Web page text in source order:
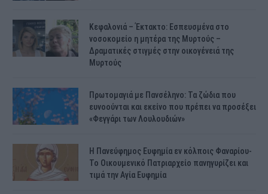
Κεφαλονιά – Έκτακτο: Εσπευσμένα στο
νοσοκομείο η μητέρα της Μυρτούς –
Δραματικές στιγμές στην οικογένειά της
Μυρτούς
Πρωτομαγιά με Πανσέληνο: Τα ζώδια που
ευνοούνται και εκείνο που πρέπει να προσέξει
«Φεγγάρι των Λουλουδιών»
H Πανεύφημος Ευφημία εν κόλποις Φαναρίου-
Το Οικουμενικό Πατριαρχείο πανηγυρίζει και
τιμά την Αγία Ευφημία